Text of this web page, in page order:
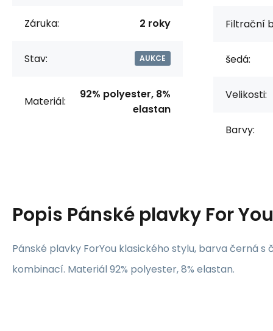
Záruka: 2 roky
Stav: AUKCE
Materiál:
92% polyester, 8%
elastan
Filtrační
šedá:
Velikosti:
Barvy:
Popis Pánské plavky For
Pánské plavky ForYou klasického stylu, barva černá
kombinací. Materiál 92% polyester, 8% elastan.